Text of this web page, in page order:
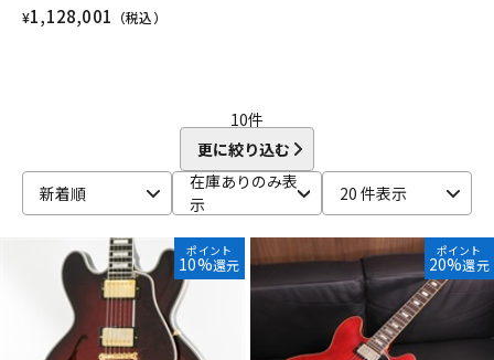
¥1,128,001 （税込）
10件
更に絞り込む
新着順
在庫ありのみ表
示
20 件表示
ポイント
10%還元
ポイント
20%還元